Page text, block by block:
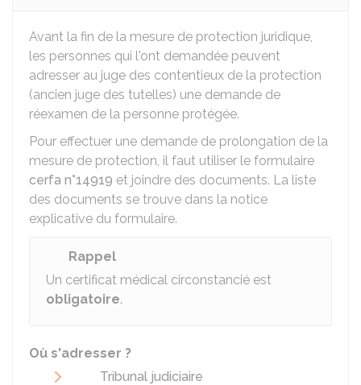
Avant la fin de la mesure de protection juridique,
les personnes qui l'ont demandée peuvent
adresser au juge des contentieux de la protection
(ancien juge des tutelles) une demande de
réexamen de la personne protégée.
Pour effectuer une demande de prolongation de la
mesure de protection, il faut utiliser le formulaire
cerfa n°14919 et joindre des documents. La liste
des documents se trouve dans la notice
explicative du formulaire.
Rappel
Un certificat médical circonstancié est
obligatoire.
Où s'adresser ?
Tribunal judiciaire